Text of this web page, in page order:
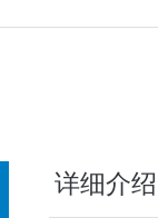
详细介绍